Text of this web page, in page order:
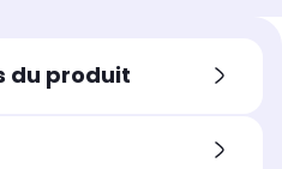
du produit